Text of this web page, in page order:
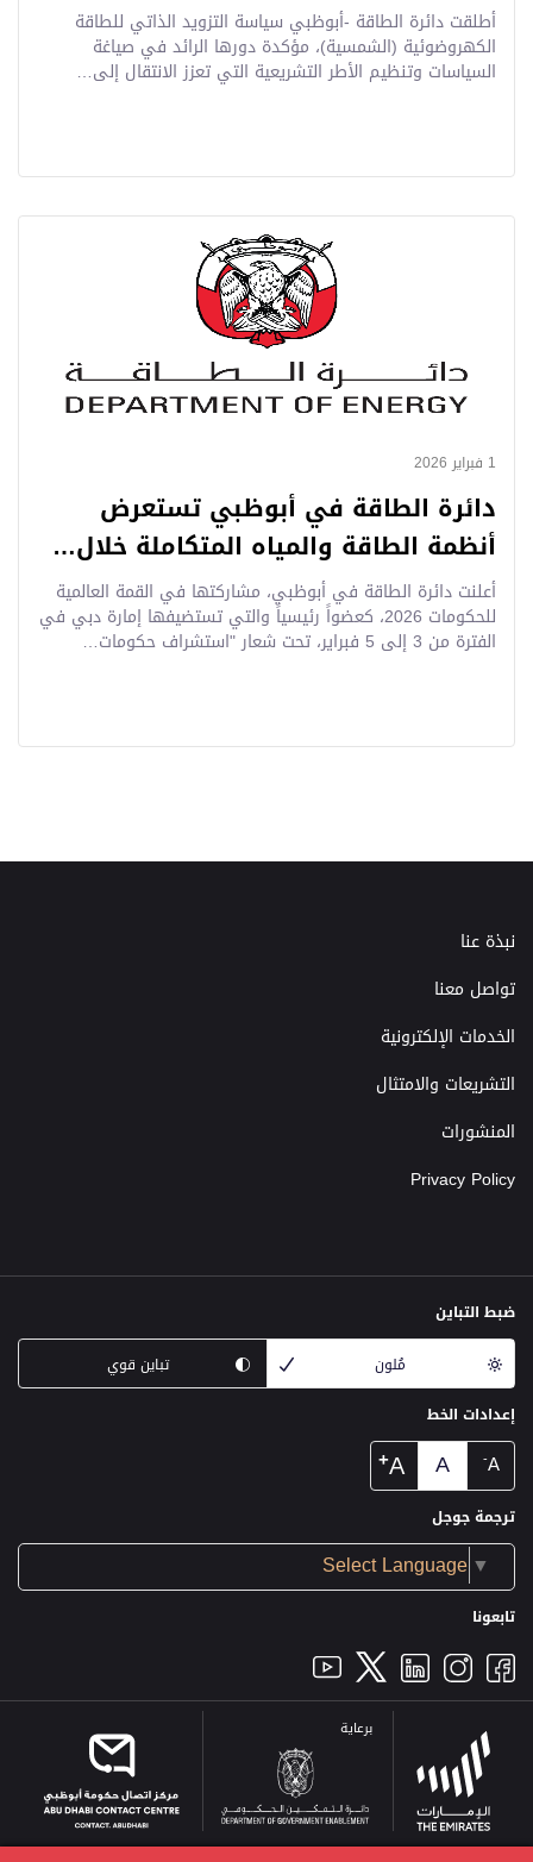
أطلقت دائرة الطاقة -أبوظبي سياسة التزويد الذاتي للطاقة
الكهروضوئية (الشمسية)، مؤكدة دورها الرائد في صياغة
السياسات وتنظيم الأطر التشريعية التي تعزز الانتقال إلى…
1 فبراير 2026
دائرة الطاقة في أبوظبي تستعرض
أنظمة الطاقة والمياه المتكاملة خلال…
أعلنت دائرة الطاقة في أبوظبي، مشاركتها في القمة العالمية
للحكومات 2026، كعضواً رئيسياً والتي تستضيفها إمارة دبي في
الفترة من 3 إلى 5 فبراير، تحت شعار "استشراف حكومات…
نبذة عنا
تواصل معنا
الخدمات الإلكترونية
التشريعات والامتثال
المنشورات
Privacy Policy
ضبط التباين
مُلون
تباين قوي
إعدادات الخط
A
-
A
A
+
ترجمة جوجل
Select Language▼
تابعونا
برعاية